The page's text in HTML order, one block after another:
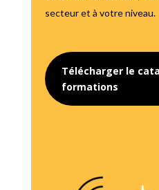
secteur et à votre niveau.
Télécharger le
formations